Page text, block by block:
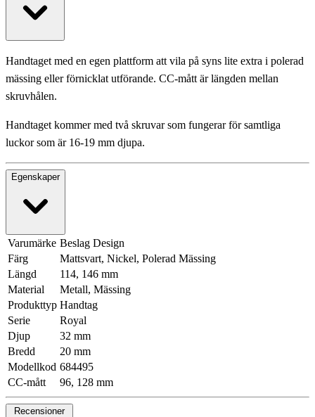
Handtaget med en egen plattform att vila på syns lite extra i polerad
mässing eller förnicklat utförande. CC-mått är längden mellan
skruvhålen.
Handtaget kommer med två skruvar som fungerar för samtliga
luckor som är 16-19 mm djupa.
Egenskaper
Varumärke Beslag Design
Färg
Mattsvart, Nickel, Polerad Mässing
Längd
114, 146 mm
Material
Metall, Mässing
Produkttyp Handtag
Serie
Royal
Djup
32 mm
Bredd
20 mm
Modellkod 684495
CC-mått
96, 128 mm
Recensioner